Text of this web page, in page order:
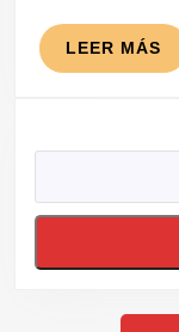
Egipto
LEER MÁS